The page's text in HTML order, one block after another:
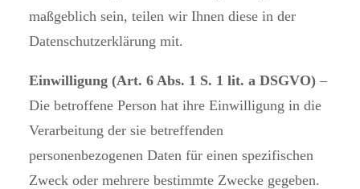
maßgeblich sein, teilen wir Ihnen diese in der
Datenschutzerklärung mit.
Einwilligung (Art. 6 Abs. 1 S. 1 lit. a DSGVO) –
Die betroffene Person hat ihre Einwilligung in die
Verarbeitung der sie betreffenden
personenbezogenen Daten für einen spezifischen
Zweck oder mehrere bestimmte Zwecke gegeben.